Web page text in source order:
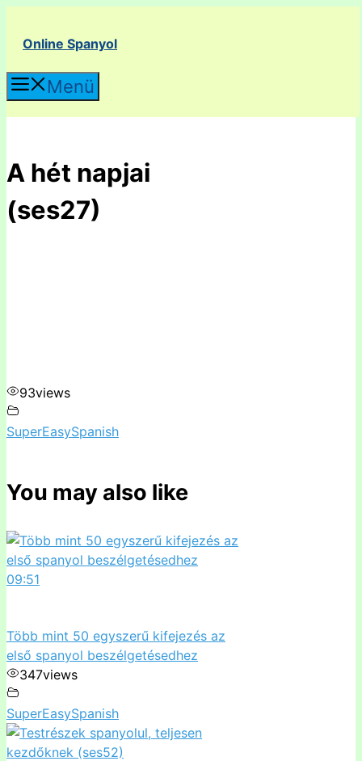
tartalomba
Online Spanyol
Menü
A hét napjai
(ses27)
93views
SuperEasySpanish
You may also like
09:51
Több mint 50 egyszerű kifejezés az
első spanyol beszélgetésedhez
347views
SuperEasySpanish